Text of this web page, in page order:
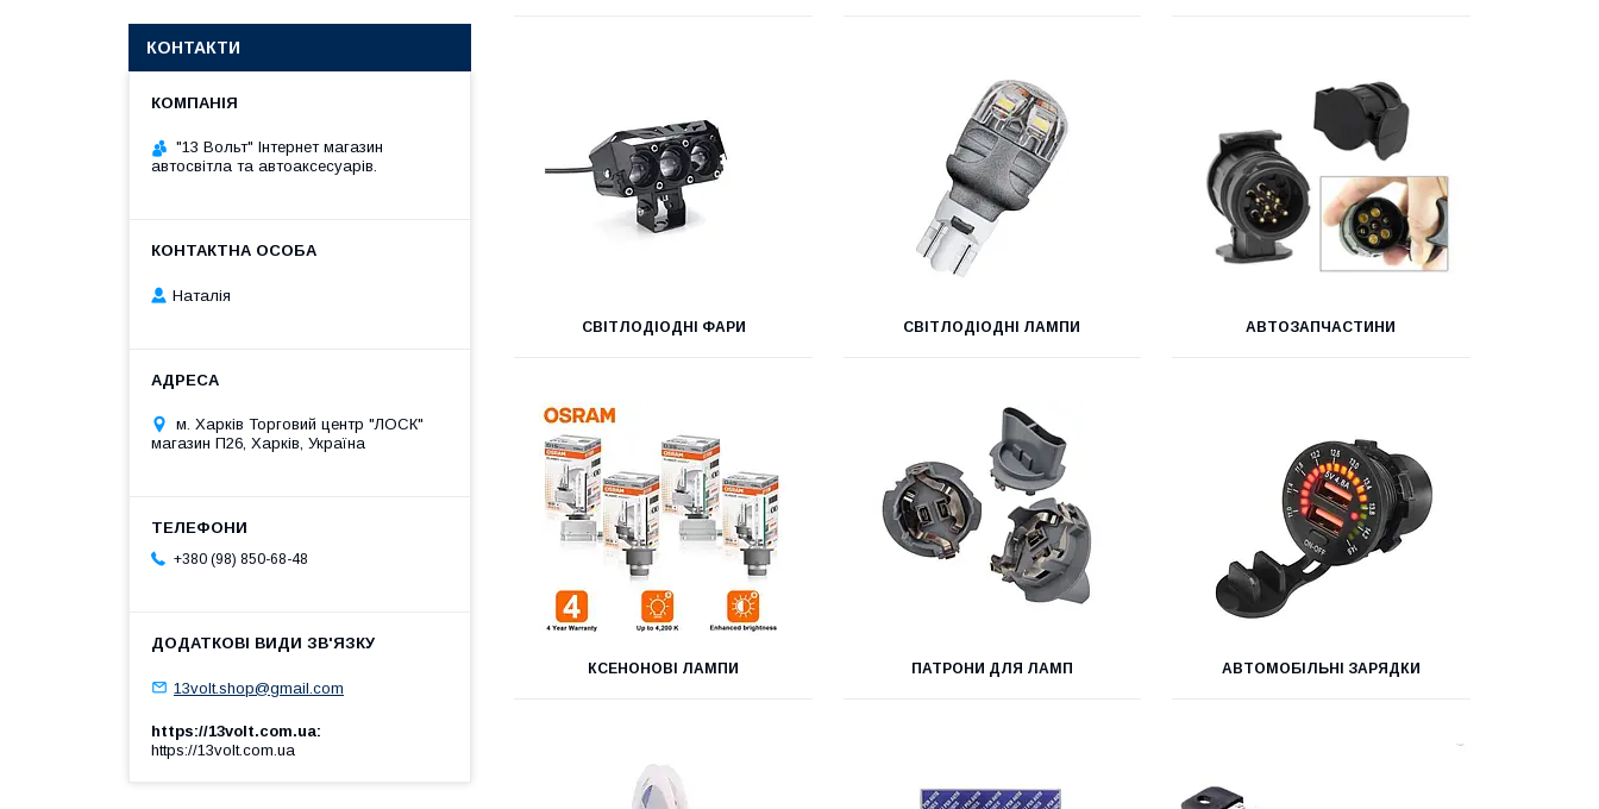
СВІТЛОДІОДНІ ФАРИ СВІТЛОДІОДНІ ЛАМПИ АВТОЗАПЧАСТИНИ
КСЕНОНОВІ ЛАМПИ ПАТРОНИ ДЛЯ ЛАМП АВТОМОБІЛЬНІ ЗАРЯДКИ
КОНТАКТИ
"13 Вольт" Інтернет магазин
автосвітла та автоаксесуарів.
Наталія
м. Харків Торговий центр "ЛОСК"
магазин П26, Харків, Україна
+380 (98) 850-68-48
13volt.shop@gmail.com
https://13volt.com.ua
https://13volt.com.ua